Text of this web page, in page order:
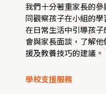
我們十分著重家長的
同觀察孩子在小組的
在日常生活中引導孩
會與家長面談，了解
援及教養技巧的建議。
學校支援服務